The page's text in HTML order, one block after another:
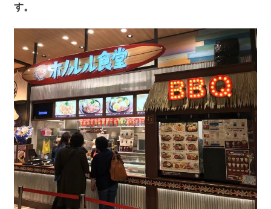
す。